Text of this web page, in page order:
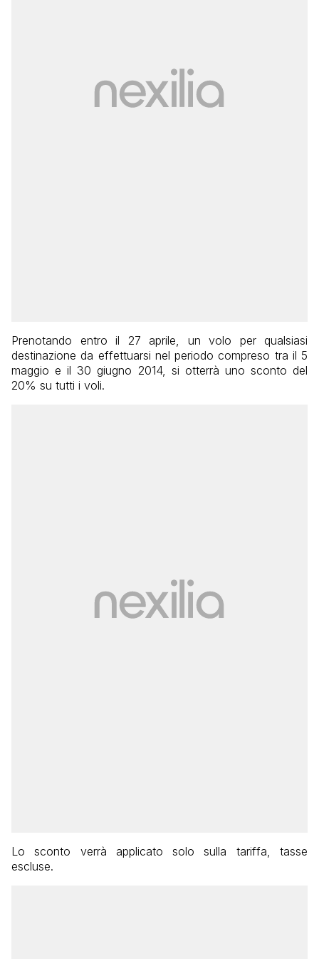
Prenotando entro il 27 aprile, un volo per qualsiasi
destinazione da effettuarsi nel periodo compreso tra il 5
maggio e il 30 giugno 2014, si otterrà uno sconto del
20% su tutti i voli.
Lo sconto verrà applicato solo sulla tariffa, tasse
escluse.